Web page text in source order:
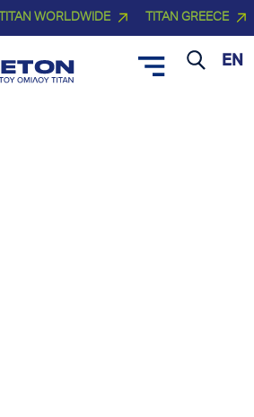
TITAN WORLDWIDE TITAN GREECE
EN